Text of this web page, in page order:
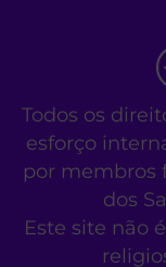
Todos os
esforço
por membros
dos
Este site não